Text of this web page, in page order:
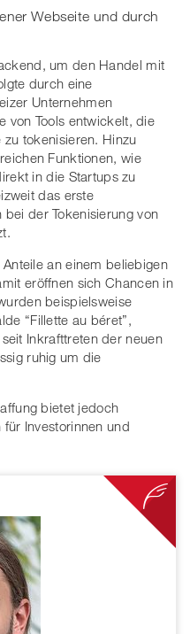
Webseite und durch
um den Handel mit
durch eine
Unternehmen
von Tools entwickelt, die
zu tokenisieren. Hinzu
Funktionen, wie
in die Startups zu
das erste
der Tokenisierung von
an einem beliebigen
eröffnen sich Chancen in
beispielsweise
“Fillette au béret”,
Inkrafttreten der neuen
ruhig um die
bietet jedoch
Investorinnen und